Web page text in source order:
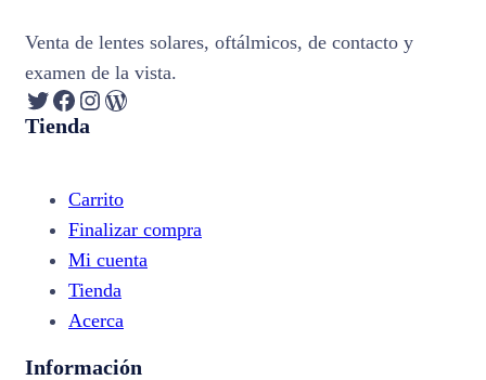
Venta de lentes solares, oftálmicos, de contacto y
examen de la vista.
Twitter Facebook Instagram WordPress
Tienda
Carrito
Finalizar compra
Mi cuenta
Tienda
Acerca
Información